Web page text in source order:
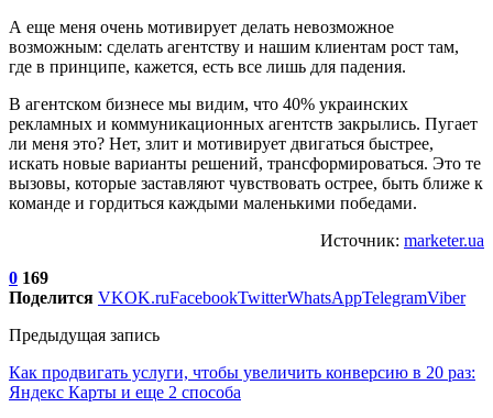
А еще меня очень мотивирует делать невозможное
возможным: сделать агентству и нашим клиентам рост там,
где в принципе, кажется, есть все лишь для падения.
В агентском бизнесе мы видим, что 40% украинских
рекламных и коммуникационных агентств закрылись. Пугает
ли меня это? Нет, злит и мотивирует двигаться быстрее,
искать новые варианты решений, трансформироваться. Это те
вызовы, которые заставляют чувствовать острее, быть ближе к
команде и гордиться каждыми маленькими победами.
Источник: marketer.ua
0 169
Поделится VKOK.ruFacebookTwitterWhatsAppTelegramViber
Предыдущая запись
Как продвигать услуги, чтобы увеличить конверсию в 20 раз:
Яндекс Карты и еще 2 способа